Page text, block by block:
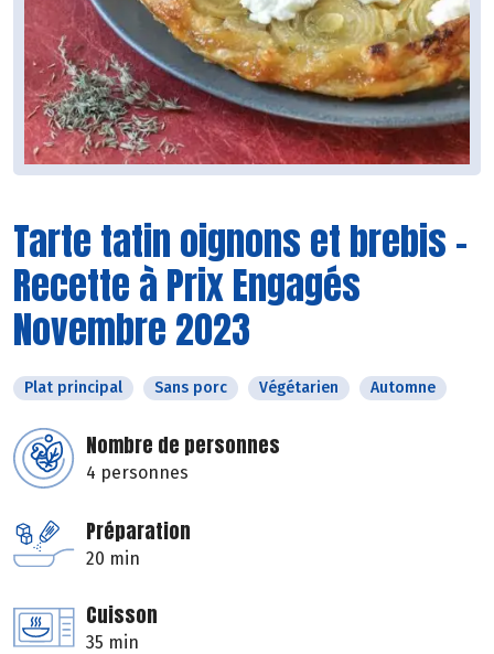
Tarte tatin oignons et brebis -
Recette à Prix Engagés
Novembre 2023
Plat principal Sans porc Végétarien Automne
Nombre de personnes
4 personnes
Préparation
20 min
Cuisson
35 min